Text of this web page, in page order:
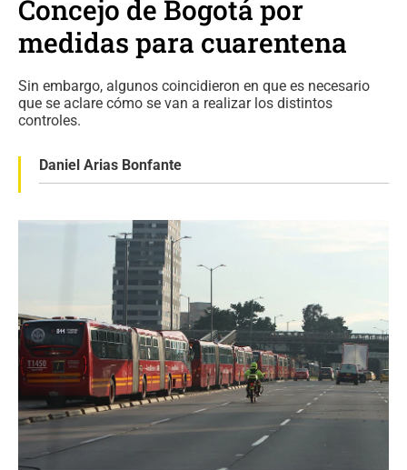
Concejo de Bogotá por
medidas para cuarentena
Sin embargo, algunos coincidieron en que es necesario
que se aclare cómo se van a realizar los distintos
controles.
Daniel Arias Bonfante